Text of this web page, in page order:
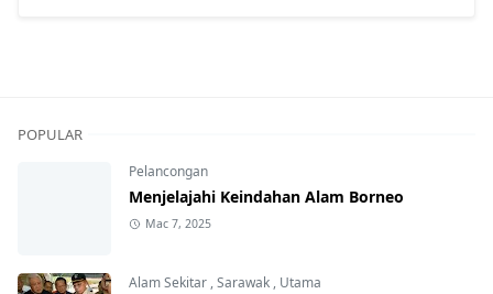
POPULAR
Pelancongan
Menjelajahi Keindahan Alam Borneo
Mac 7, 2025
Alam Sekitar ,Sarawak , Utama